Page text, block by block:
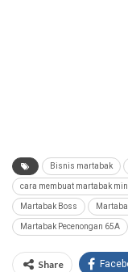
Bisnis martabak
cara membuat martabak
Martabak Boss
Martabak Pecenongan 65A
Share